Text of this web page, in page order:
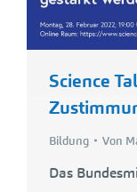
Science
Bildung Von
Das